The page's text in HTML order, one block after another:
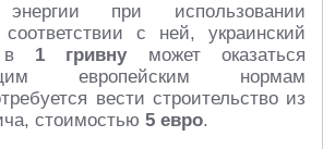
энергии при использовании
с ней, украинский
в 1 гривнуможет оказаться
европейским нормам
вести строительство из
стоимостью 5 евро.